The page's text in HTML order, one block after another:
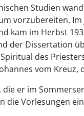
Studien
vorzubereiten.
kam im Herbst
der Dissertation
des
vom Kreuz,
er im
die Vorlesungen